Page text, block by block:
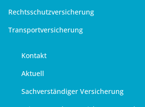
Rechtsschutzversicherung
Transportversicherung
Kontakt
Aktuell
Sachverständiger Versicherung